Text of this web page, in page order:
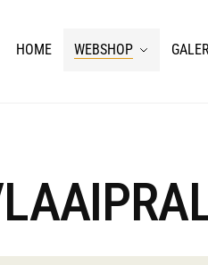
HOME
WEBSHOP